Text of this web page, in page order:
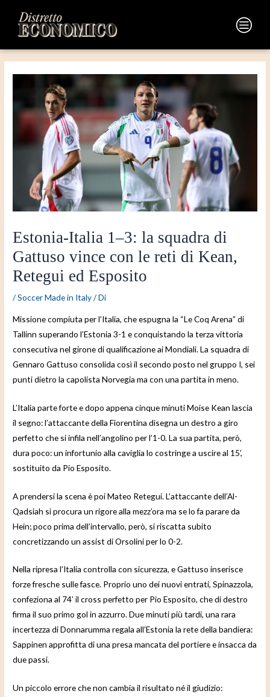
contenuto
Main
Menu
Estonia-Italia 1–3: la squadra di
Gattuso vince con le reti di Kean,
Retegui ed Esposito
/Soccer Made in Italy/ Di
Missione compiuta per l’Italia, che espugna la “Le Coq Arena” di
Tallinn superando l’Estonia 3-1 e conquistando la terza vittoria
consecutiva nel girone di qualificazione ai Mondiali. La squadra di
Gennaro Gattuso consolida così il secondo posto nel gruppo I, sei
punti dietro la capolista Norvegia ma con una partita in meno.
L’Italia parte forte e dopo appena cinque minuti Moise Kean lascia
il segno: l’attaccante della Fiorentina disegna un destro a giro
perfetto che si infila nell’angolino per l’1-0. La sua partita, però,
dura poco: un infortunio alla caviglia lo costringe a uscire al 15’,
sostituito da Pio Esposito.
A prendersi la scena è poi Mateo Retegui. L’attaccante dell’Al-
Qadsiah si procura un rigore alla mezz’ora ma se lo fa parare da
Hein; poco prima dell’intervallo, però, si riscatta subito
concretizzando un assist di Orsolini per lo 0-2.
Nella ripresa l’Italia controlla con sicurezza, e Gattuso inserisce
forze fresche sulle fasce. Proprio uno dei nuovi entrati, Spinazzola,
confeziona al 74’ il cross perfetto per Pio Esposito, che di destro
firma il suo primo gol in azzurro. Due minuti più tardi, una rara
incertezza di Donnarumma regala all’Estonia la rete della bandiera:
Sappinen approfitta di una presa mancata del portiere e insacca da
due passi.
Un piccolo errore che non cambia il risultato né il giudizio:
articoli